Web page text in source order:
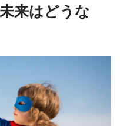
来はどうな